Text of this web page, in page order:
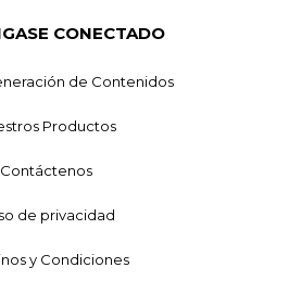
CONECTADO
de Contenidos
Productos
Contáctenos
de privacidad
y Condiciones